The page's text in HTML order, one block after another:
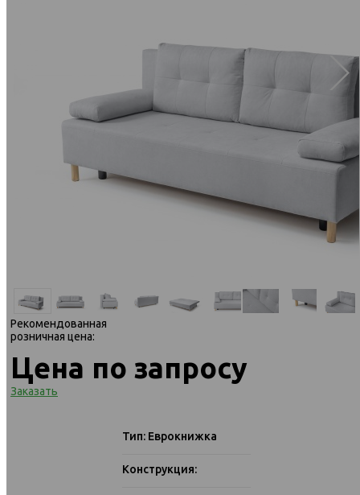
Рекомендованная
розничная цена:
Цена по запросу
Заказать
Тип: Еврокнижка
Конструкция: